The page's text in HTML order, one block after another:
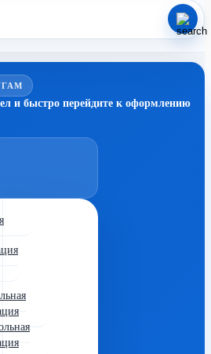
и быстро перейдите к оформлению